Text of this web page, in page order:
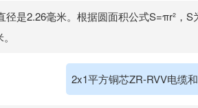
径是2.26毫米。根据圆面积公式S=πr²，
2x1平方铜芯ZR-RVV电缆